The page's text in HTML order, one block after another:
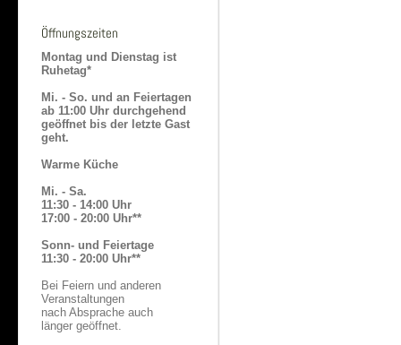
Öffnungszeiten
Montag und Dienstag ist
Ruhetag*
Mi. - So. und an Feiertagen
ab 11:00 Uhr durchgehend
geöffnet bis der letzte Gast
geht.
Warme Küche
Mi. - Sa.
11:30 - 14:00 Uhr
17:00 - 20:00 Uhr**
Sonn- und Feiertage
11:30 - 20:00 Uhr**
Bei Feiern und anderen
Veranstaltungen
nach Absprache auch
länger geöffnet.